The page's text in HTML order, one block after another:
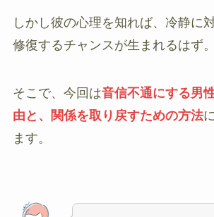
しかし彼の心理を知れば、冷静に
修復するチャンスが生まれるはず。
そこで、今回は音信不通にする男
由と、関係を取り戻すための方法
ます。